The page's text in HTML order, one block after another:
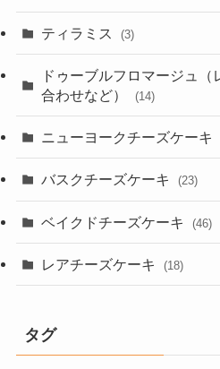
ティラミス (3)
ドゥーブルフロマージュ
合わせなど）
(14)
ニューヨークチーズケーキ
バスクチーズケーキ (23)
ベイクドチーズケーキ (46)
レアチーズケーキ (18)
タグ